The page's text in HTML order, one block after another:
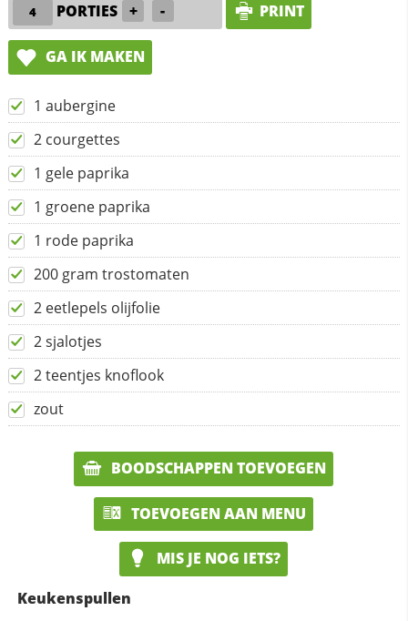
PORTIES + - PRINT
GA IK MAKEN
1 aubergine
2 courgettes
1 gele paprika
1 groene paprika
1 rode paprika
200 gram trostomaten
2 eetlepels olijfolie
2 sjalotjes
2 teentjes knoflook
zout
BOODSCHAPPEN TOEVOEGEN
TOEVOEGEN AAN MENU
MIS JE NOG IETS?
Keukenspullen